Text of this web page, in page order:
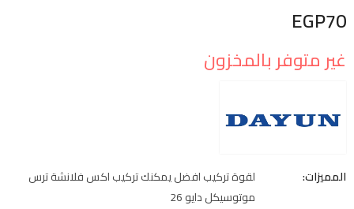
EGP70
غير متوفر بالمخزون
المميزات:
لقوة تركيب افضل يمكنك تركيب اكس فلانشة ترس
موتوسيكل دايو 26